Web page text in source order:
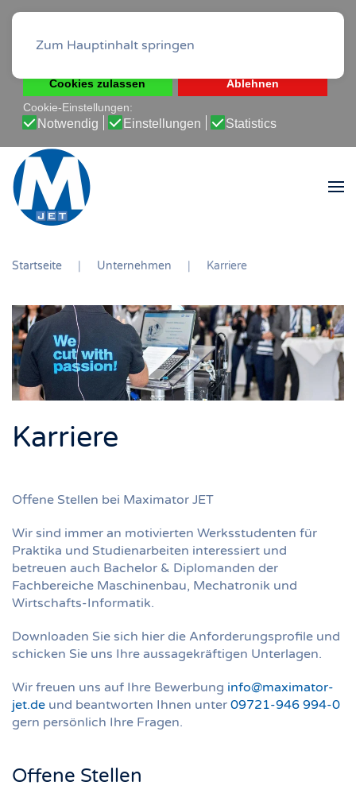
Cookie-Richtlinie
Datenschutz-Bestimmungen
Cookies zulassen
Ablehnen
Cookie-Einstellungen:
Notwendig Einstellungen Statistics
Zum Hauptinhalt springen
Startseite Unternehmen Karriere
Karriere
Offene Stellen bei Maximator JET
Wir sind immer an motivierten Werksstudenten für
Praktika und Studienarbeiten interessiert und
betreuen auch Bachelor & Diplomanden der
Fachbereiche Maschinenbau, Mechatronik und
Wirtschafts-Informatik.
Downloaden Sie sich hier die Anforderungsprofile und
schicken Sie uns Ihre aussagekräftigen Unterlagen.
Wir freuen uns auf Ihre Bewerbung info@maximator-
jet.de und beantworten Ihnen unter 09721-946 994-0
gern persönlich Ihre Fragen.
Offene Stellen